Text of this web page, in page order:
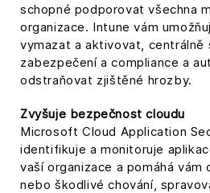
schopné podporovat všechna
organizace. Intune vám
vymazat a aktivovat, centrálně
zabezpečení a compliance a
odstraňovat zjištěné hrozby.
Zvyšuje bezpečnost cloudu
Microsoft Cloud Application
identifikuje a monitoruje
vaší organizace a pomáhá vám
nebo škodlivé chování,